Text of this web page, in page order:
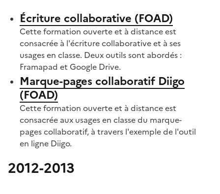
Écriture collaborative (FOAD)
Cette formation ouverte et à distance est
consacrée à l'écriture collaborative et à ses
usages en classe. Deux outils sont abordés :
Framapad et Google Drive.
Marque-pages collaboratif Diigo
(FOAD)
Cette formation ouverte et à distance est
consacrée aux usages en classe du marque-
pages collaboratif, à travers l'exemple de l'outil
en ligne Diigo.
S'abonner à Accordéon
2012-2013